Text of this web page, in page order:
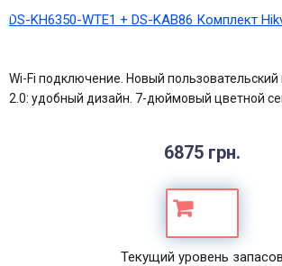
DS-KH6350-WТE1 + DS-KAB86 Комплект
Wi-Fi подключение. Новый
2.0: удобный дизайн. 7-дюймовый цветной
6875 грн.
Текущий уровень запасов